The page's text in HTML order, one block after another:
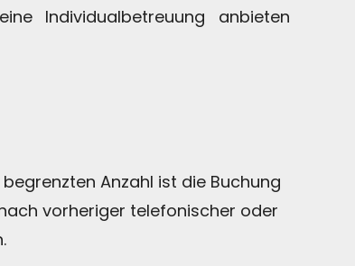
Individualbetreuung anbieten
Anzahl ist die Buchung
vorheriger telefonischer oder